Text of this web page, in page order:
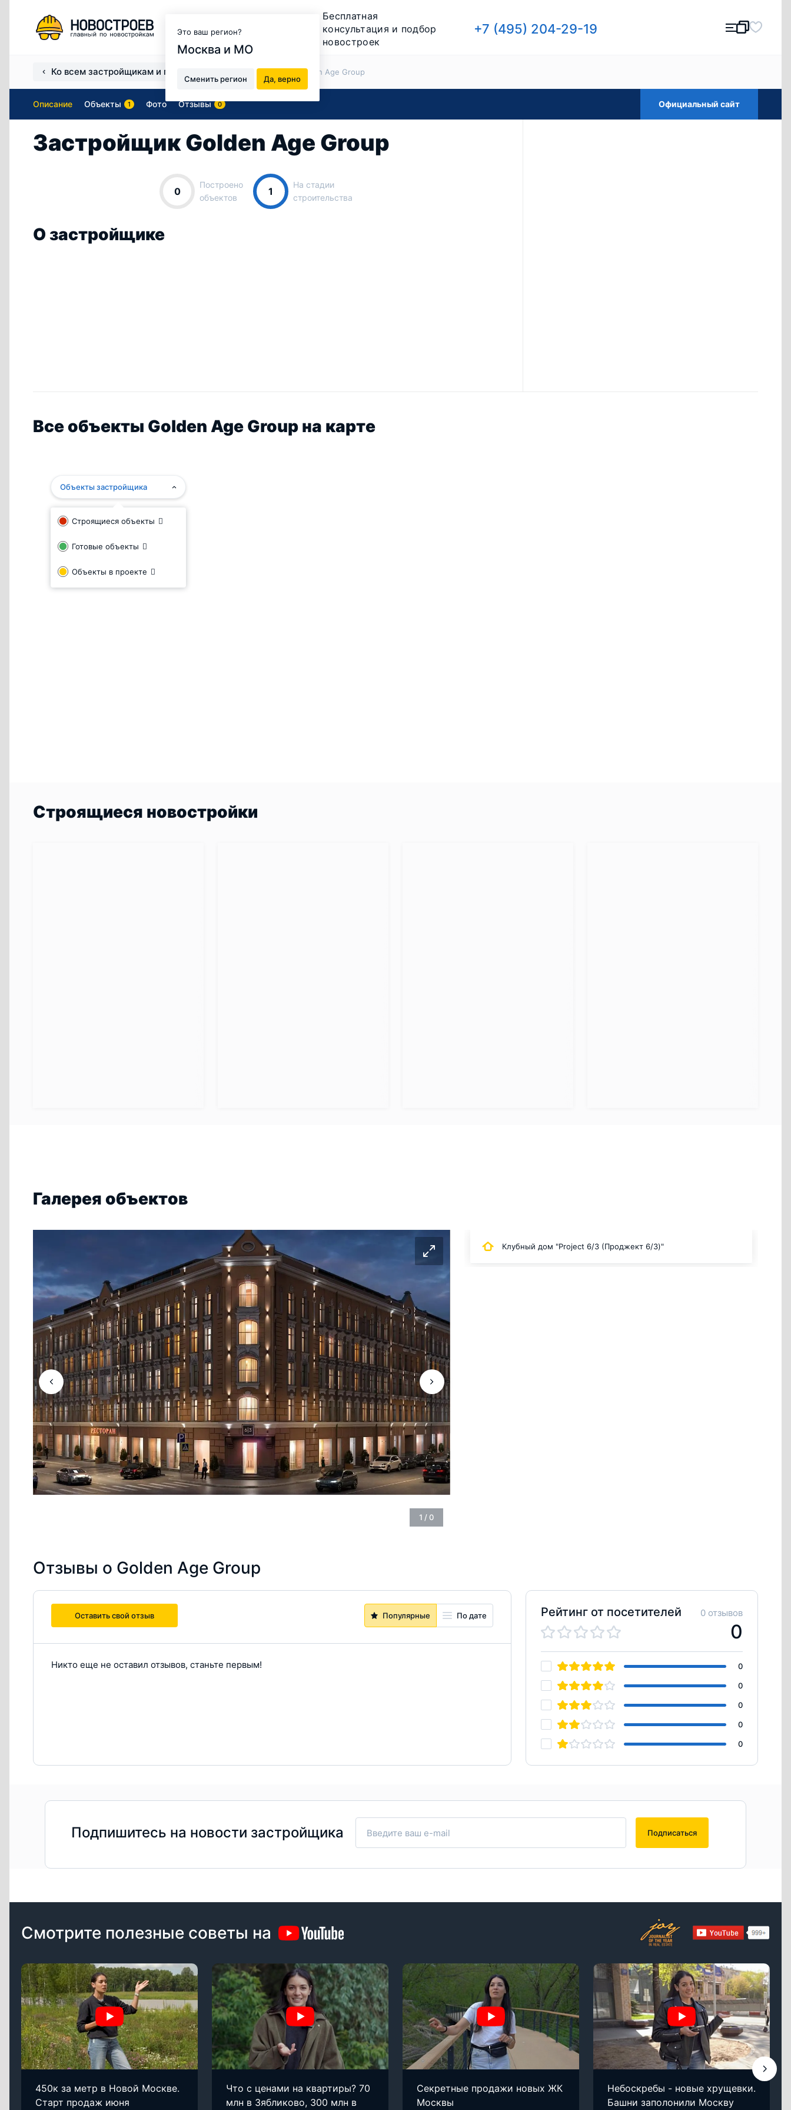
Это ваш регион?
Москва и МО
Сменить регион Да, верно
Бесплатная
консультация и подбор
новостроек
+7 (495) 204-29-19
Ко всем застройщикам и продавцам Застройщики Golden Age Group
Описание Объекты 1 Фото Отзывы 0 Официальный сайт
Застройщик Golden Age Group
0
Построено
объектов
1
На стадии
строительства
О застройщике
Все объекты Golden Age Group на карте
Объекты застройщика
Строящиеся объекты
Готовые объекты
Объекты в проекте
Строящиеся новостройки
Галерея объектов
1 / 0
Клубный дом "Project 6/3 (Проджект 6/3)"
Отзывы о Golden Age Group
Оставить свой отзыв Популярные По дате
Никто еще не оставил отзывов, станьте первым!
Рейтинг от посетителей 0 отзывов
0
0
0
0
0
0
Подпишитесь на новости застройщика Подписаться
Смотрите полезные советы на
450к за метр в Новой Москве.
Старт продаж июня
Что с ценами на квартиры? 70
млн в Зябликово, 300 млн в
Секретные продажи новых ЖК
Москвы
Небоскребы - новые хрущевки.
Башни заполонили Москву